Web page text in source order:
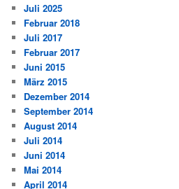
Juli 2025
Februar 2018
Juli 2017
Februar 2017
Juni 2015
März 2015
Dezember 2014
September 2014
August 2014
Juli 2014
Juni 2014
Mai 2014
April 2014